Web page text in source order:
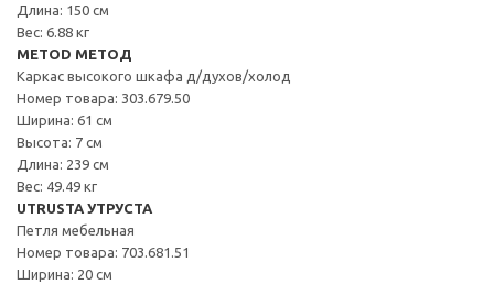
Длина: 150 см
Вес: 6.88 кг
METOD МЕТОД
Каркас высокого шкафа д/духов/холод
Номер товара: 303.679.50
Ширина: 61 см
Высота: 7 см
Длина: 239 см
Вес: 49.49 кг
UTRUSTA УТРУСТА
Петля мебельная
Номер товара: 703.681.51
Ширина: 20 см